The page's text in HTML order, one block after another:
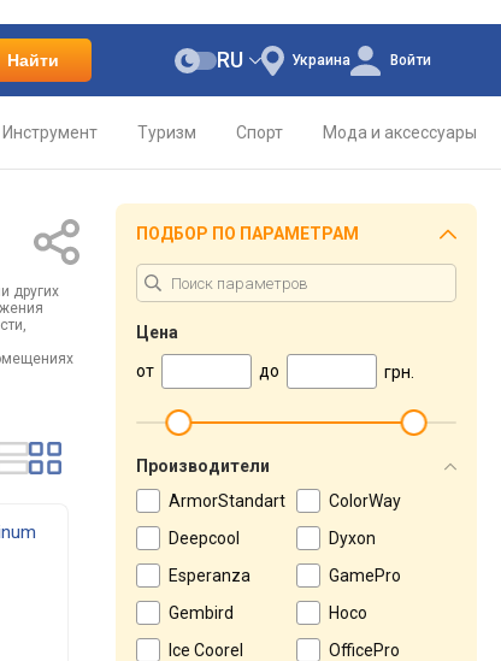
Найти Украина
RU Войти
Инструмент Туризм Спорт Мода и аксессуары
других
ПОДБОР ПО ПАРАМЕТРАМ
Цена
от
до грн.
Производители
ArmorStandart
ColorWay
Deepcool
Dyxon
Esperanza
GamePro
Gembird
Hoco
Ice Coorel
OfficePro